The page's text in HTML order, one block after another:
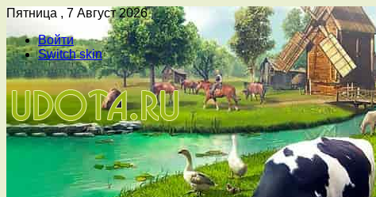
Пятница , 7 Август 2026
Войти
Switch skin